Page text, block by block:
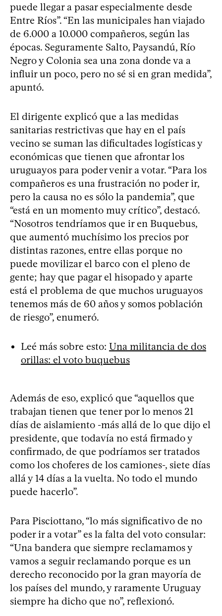
puede llegar a pasar especialmente desde
Entre Ríos”. “En las municipales han viajado
de 6.000 a 10.000 compañeros, según las
épocas. Seguramente Salto, Paysandú, Río
Negro y Colonia sea una zona donde va a
influir un poco, pero no sé si en gran medida”,
apuntó.
El dirigente explicó que a las medidas
sanitarias restrictivas que hay en el país
vecino se suman las dificultades logísticas y
económicas que tienen que afrontar los
uruguayos para poder venir a votar. “Para los
compañeros es una frustración no poder ir,
pero la causa no es sólo la pandemia”, que
“está en un momento muy crítico”, destacó.
“Nosotros tendríamos que ir en Buquebus,
que aumentó muchísimo los precios por
distintas razones, entre ellas porque no
puede movilizar el barco con el pleno de
gente; hay que pagar el hisopado y aparte
está el problema de que muchos uruguayos
tenemos más de 60 años y somos población
de riesgo”, enumeró.
Leé más sobre esto: Una militancia de dos
orillas: el voto buquebus
Además de eso, explicó que “aquellos que
trabajan tienen que tener por lo menos 21
días de aislamiento -más allá de lo que dijo el
presidente, que todavía no está firmado y
confirmado, de que podríamos ser tratados
como los choferes de los camiones-, siete días
allá y 14 días a la vuelta. No todo el mundo
puede hacerlo”.
Para Pisciottano, “lo más significativo de no
poder ir a votar” es la falta del voto consular:
“Una bandera que siempre reclamamos y
vamos a seguir reclamando porque es un
derecho reconocido por la gran mayoría de
los países del mundo, y raramente Uruguay
siempre ha dicho que no”, reflexionó.